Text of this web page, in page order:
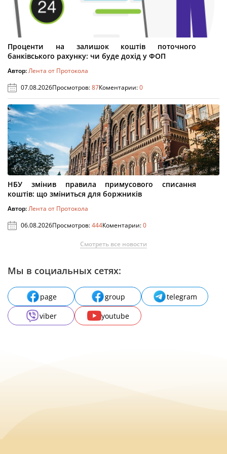
Проценти на залишок коштів поточного
банківського рахунку: чи буде дохід у ФОП
Автор:Лента от Протокола
07.08.2026Просмотров:87Коментарии:0
НБУ змінив правила примусового списання
коштів: що зміниться для боржників
Автор:Лента от Протокола
06.08.2026Просмотров:444Коментарии:0
Смотреть все новости
Мы в социальных сетях:
page group
telegram
viber
youtube